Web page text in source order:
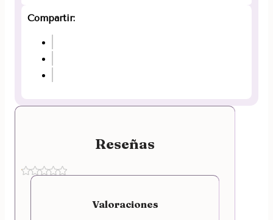
Compartir:
Reseñas
Valoraciones